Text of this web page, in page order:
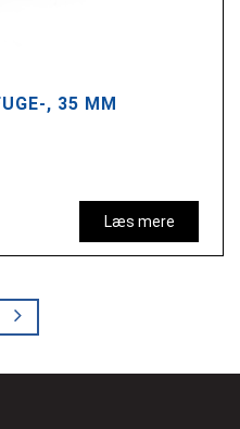
, 35 MM
Læs mere